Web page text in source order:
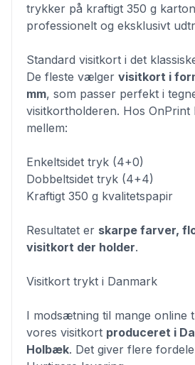
trykker på kraftigt 350 g
professionelt og eksklusivt
Standard visitkort i det
De fleste vælger visitkort i
mm, som passer perfekt i
visitkortholderen. Hos
mellem:
Enkeltsidet tryk (4+0)
Dobbeltsidet tryk (4+4)
Kraftigt 350 g kvalitetspapir
Resultatet er skarpe farver,
visitkort der holder.
Visitkort trykt i Danmark
I modsætning til mange online
vores visitkort produceret i
Holbæk. Det giver flere